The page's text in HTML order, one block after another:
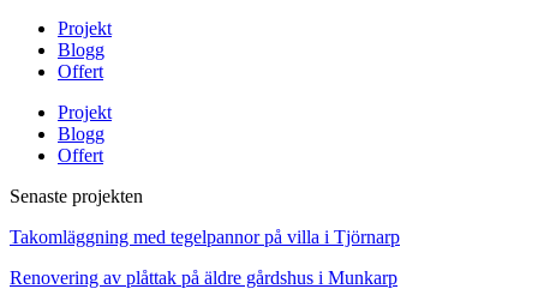
Projekt
Blogg
Offert
Projekt
Blogg
Offert
Senaste projekten
Takomläggning med tegelpannor på villa i Tjörnarp
Renovering av plåttak på äldre gårdshus i Munkarp